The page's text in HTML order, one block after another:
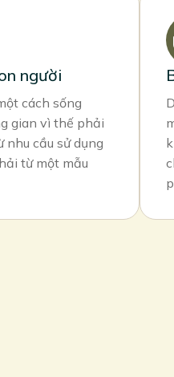
người
cách sống
gian vì thế phải
nhu cầu sử dụng
từ một mẫu